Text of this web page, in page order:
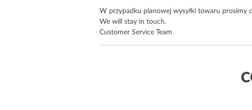
W przypadku planowej wysyłki towaru prosimy
We will stay in touch.
Customer Service Team